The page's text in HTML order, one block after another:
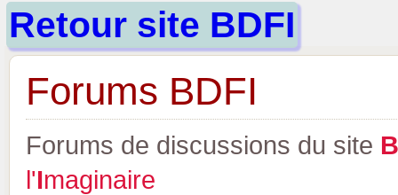
Retour site BDFI
Forums BDFI
Forums de discussions du site B
l'Imaginaire